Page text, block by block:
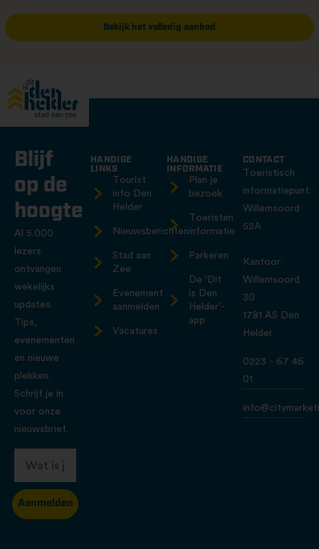
Bekijk het volledig aanbod
Blijf
op de
hoogte
Al 5.000
lezers
ontvangen
wekelijks
updates.
Tips,
evenementen
en nieuwe
plekken.
Schrijf je in
voor onze
nieuwsbrief.
Aanmelden
HANDIGE
LINKS
Tourist
info Den
Helder
Nieuwsberichten
Stad aan
Zee
Evenement
aanmelden
Vacatures
HANDIGE
INFORMATIE
Plan je
bezoek
Toeristen
informatie
Parkeren
De 'Dit
is Den
Helder'-
app
CONTACT
Toeristisch
informatiepunt:
Willemsoord
52A
Kantoor:
Willemsoord
30
1781 AS Den
Helder
0223 - 67 46
01